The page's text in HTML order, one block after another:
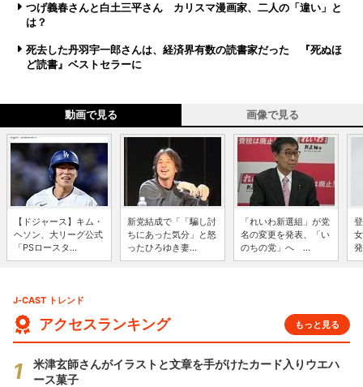
つげ義春さんと白土三平さん カリスマ漫画家、二人の「違い」と
は？
死去した丹羽宇一郎さんは、経済界有数の読書家だった 『死ぬほ
ど読書』ベストセラーに
動画で見る 画像で見る
【ドジャース】キム・
ヘソン、大リーグ公式
「PSロースタ...
新党結成で「「騙し討
ちにあった気分」と怒
ったひろゆき妻...
「れいわ新選組」が党
名の変更を発表、「い
のちの党」へ ...
J-CAST トレンド
アクセスランキング もっと見る
米津玄師さんがイラストと文章を手がけたカード入りウエハ
ース菓子